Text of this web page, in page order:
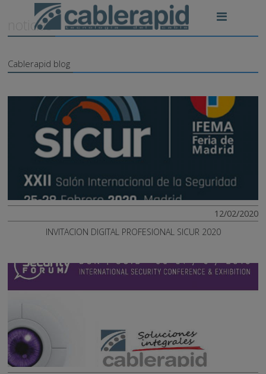
noticias
Cablerapid blog
12/02/2020
INVITACION DIGITAL PROFESIONAL SICUR 2020